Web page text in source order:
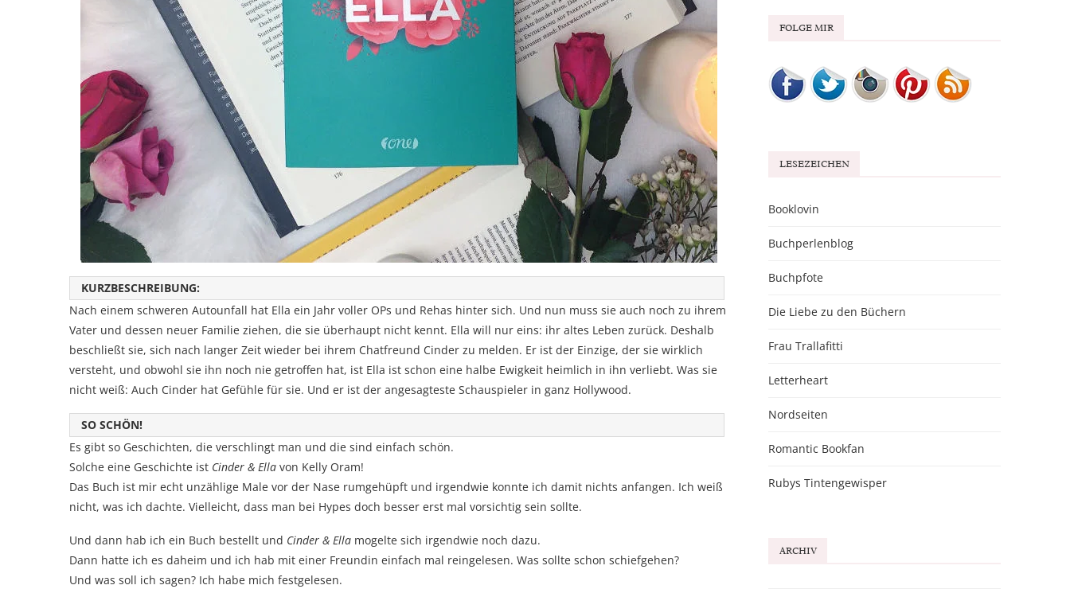
KURZBESCHREIBUNG:
Nach einem schweren Autounfall hat Ella ein Jahr voller OPs und Rehas hinter sich. Und nun muss sie auch noch zu ihrem
Vater und dessen neuer Familie ziehen, die sie überhaupt nicht kennt. Ella will nur eins: ihr altes Leben zurück. Deshalb
beschließt sie, sich nach langer Zeit wieder bei ihrem Chatfreund Cinder zu melden. Er ist der Einzige, der sie wirklich
versteht, und obwohl sie ihn noch nie getroffen hat, ist Ella ist schon eine halbe Ewigkeit heimlich in ihn verliebt. Was sie
nicht weiß: Auch Cinder hat Gefühle für sie. Und er ist der angesagteste Schauspieler in ganz Hollywood.
SO SCHÖN!
Es gibt so Geschichten, die verschlingt man und die sind einfach schön.
Solche eine Geschichte ist Cinder & Ella von Kelly Oram!
Das Buch ist mir echt unzählige Male vor der Nase rumgehüpft und irgendwie konnte ich damit nichts anfangen. Ich weiß
nicht, was ich dachte. Vielleicht, dass man bei Hypes doch besser erst mal vorsichtig sein sollte.
Und dann hab ich ein Buch bestellt und Cinder & Ella mogelte sich irgendwie noch dazu.
Dann hatte ich es daheim und ich hab mit einer Freundin einfach mal reingelesen. Was sollte schon schiefgehen?
Und was soll ich sagen? Ich habe mich festgelesen.
FOLGE MIR
LESEZEICHEN
Booklovin
Buchperlenblog
Buchpfote
Die Liebe zu den Büchern
Frau Trallafitti
Letterheart
Nordseiten
Romantic Bookfan
Rubys Tintengewisper
ARCHIV